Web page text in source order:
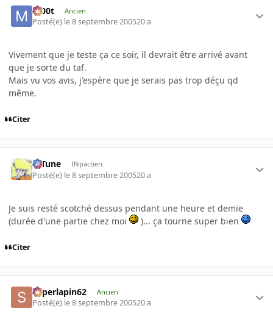
m00t Ancien
Posté(e) le 8 septembre 200520 a
Vivement que je teste ça ce soir, il devrait être arrivé avant
que je sorte du taf.
Mais vu vos avis, j'espère que je serais pas trop déçu qd
même.
Citer
D-Tune INpactien
Posté(e) le 8 septembre 200520 a
Je suis resté scotché dessus pendant une heure et demie
(durée d'une partie chez moi
)... ça tourne super bien
Citer
superlapin62 Ancien
Posté(e) le 8 septembre 200520 a